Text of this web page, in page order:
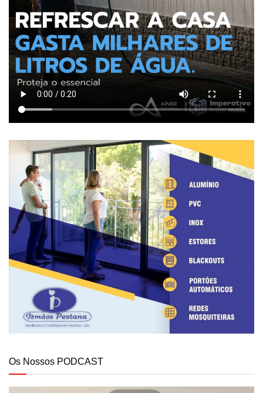
Os Nossos PODCAST